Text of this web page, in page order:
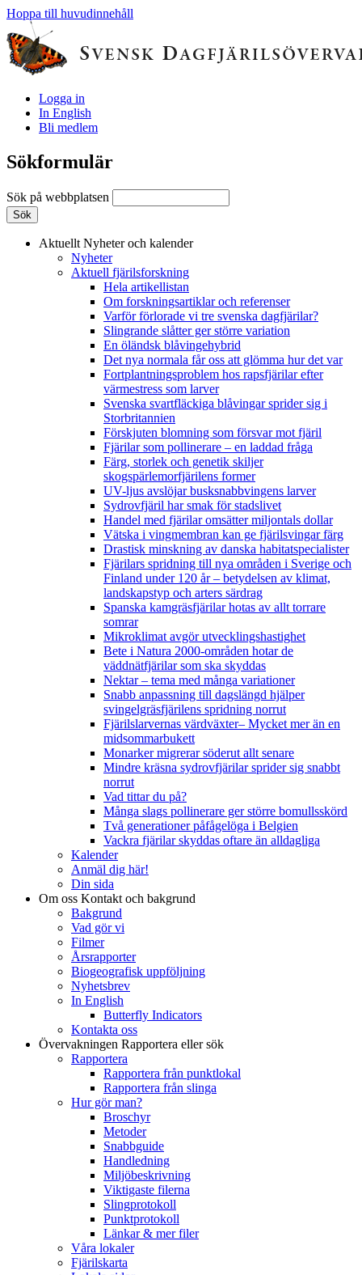
Hoppa till huvudinnehåll
Logga in
In English
Bli medlem
Sökformulär
Sök på webbplatsen
Aktuellt Nyheter och kalender
Nyheter
Aktuell fjärilsforskning
Hela artikellistan
Om forskningsartiklar och referenser
Varför förlorade vi tre svenska dagfjärilar?
Slingrande slåtter ger större variation
En öländsk blåvingehybrid
Det nya normala får oss att glömma hur det var
Fortplantningsproblem hos rapsfjärilar efter
värmestress som larver
Svenska svartfläckiga blåvingar sprider sig i
Storbritannien
Förskjuten blomning som försvar mot fjäril
Fjärilar som pollinerare – en laddad fråga
Färg, storlek och genetik skiljer
skogspärlemorfjärilens former
UV-ljus avslöjar busksnabbvingens larver
Sydrovfjäril har smak för stadslivet
Handel med fjärilar omsätter miljontals dollar
Vätska i vingmembran kan ge fjärilsvingar färg
Drastisk minskning av danska habitatspecialister
Fjärilars spridning till nya områden i Sverige och
Finland under 120 år– betydelsen av klimat,
landskapstyp och arters särdrag
Spanska kamgräsfjärilar hotas av allt torrare
somrar
Mikroklimat avgör utvecklingshastighet
Bete i Natura 2000-områden hotar de
väddnätfjärilar som ska skyddas
Nektar – tema med många variationer
Snabb anpassning till dagslängd hjälper
svingelgräsfjärilens spridning norrut
Fjärilslarvernas värdväxter– Mycket mer än en
midsommarbukett
Monarker migrerar söderut allt senare
Mindre kräsna sydrovfjärilar sprider sig snabbt
norrut
Vad tittar du på?
Många slags pollinerare ger större bomullsskörd
Två generationer påfågelöga i Belgien
Vackra fjärilar skyddas oftare än alldagliga
Kalender
Anmäl dig här!
Din sida
Om oss Kontakt och bakgrund
Bakgrund
Vad gör vi
Filmer
Årsrapporter
Biogeografisk uppföljning
Nyhetsbrev
In English
Butterfly Indicators
Kontakta oss
Övervakningen Rapportera eller sök
Rapportera
Rapportera från punktlokal
Rapportera från slinga
Hur gör man?
Broschyr
Metoder
Snabbguide
Handledning
Miljöbeskrivning
Viktigaste filerna
Slingprotokoll
Punktprotokoll
Länkar & mer filer
Våra lokaler
Fjärilskarta